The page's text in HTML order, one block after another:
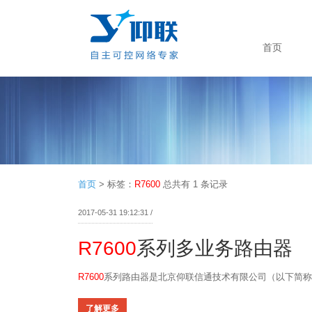
首页
首页 > 标签： R7600 总共有 1 条记录
2017-05-31 19:12:31 /
R7600系列多业务路由器
R7600系列路由器是北京仰联信通技术有限公司（以下简
了解更多